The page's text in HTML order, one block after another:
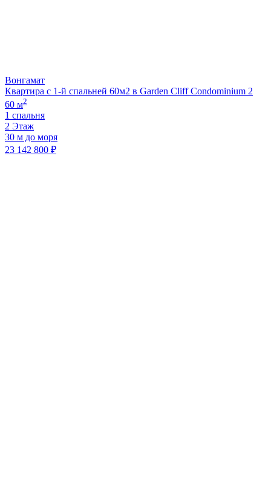
Вонгамат
Квартира с 1-й спальней 60м2 в Garden Cliff Condominium 2
60 м2
1 спальня
2 Этаж
30 м до моря
23 142 800 ₽